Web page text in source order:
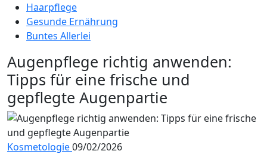
Haarpflege
Gesunde Ernährung
Buntes Allerlei
Augenpflege richtig anwenden:
Tipps für eine frische und
gepflegte Augenpartie
Kosmetologie09/02/2026